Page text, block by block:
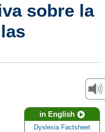
sobre la
in English
Dyslexia Factsheet